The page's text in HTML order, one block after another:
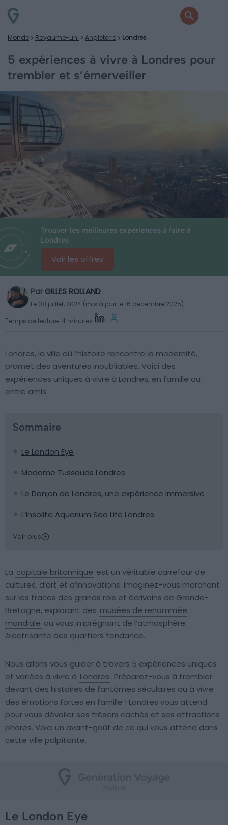
Monde Royaume-uni Angleterre Londres
5 expériences à vivre à Londres pour
trembler et s’émerveiller
Trouver les meilleures expériences à faire à
Londres
Voir les offres
Par GILLES ROLLAND
Le 08 juillet, 2024 (mis à jour le 16 décembre 2025)
Temps de lecture: 4 minutes
Londres, la ville où l’histoire rencontre la modernité,
promet des aventures inoubliables. Voici des
expériences uniques à vivre à Londres, en famille ou
entre amis.
Sommaire
Le London Eye
Madame Tussauds Londres
Le Donjon de Londres, une expérience immersive
L’insolite Aquarium Sea Life Londres
Voir plus
La capitale britannique est un véritable carrefour de
cultures, d’art et d’innovations. Imaginez-vous marchant
sur les traces des grands rois et écrivains de Grande-
Bretagne, explorant des musées de renommée
mondiale ou vous imprégnant de l’atmosphère
électrisante des quartiers tendance.
Nous allons vous guider à travers 5 expériences uniques
et variées à vivre à Londres. Préparez-vous à trembler
devant des histoires de fantômes séculaires ou à vivre
des émotions fortes en famille ! Londres vous attend
pour vous dévoiler ses trésors cachés et ses attractions
phares. Voici un avant-goût de ce qui vous attend dans
cette ville palpitante.
Le London Eye